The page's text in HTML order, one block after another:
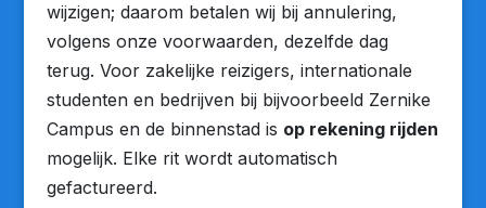
wijzigen; daarom betalen wij bij annulering,
volgens onze voorwaarden, dezelfde dag
terug. Voor zakelijke reizigers, internationale
studenten en bedrijven bij bijvoorbeeld Zernike
Campus en de binnenstad is op rekening rijden
mogelijk. Elke rit wordt automatisch
gefactureerd.